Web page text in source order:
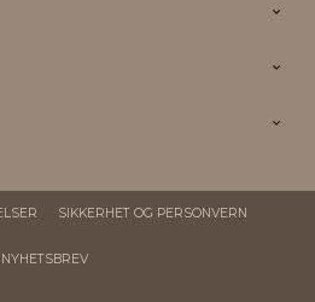
SIKKERHET OG PERSONVERN
NYHETSBREV